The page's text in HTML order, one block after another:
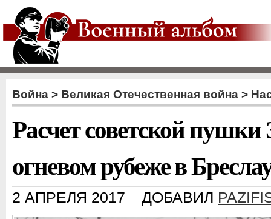
Война > Великая Отечественная война >
Расчет советской
огневом рубеже в
2 АПРЕЛЯ 2017 ДОБАВИЛ